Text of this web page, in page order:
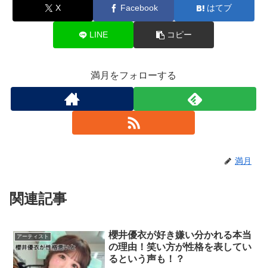
X Facebook はてブ
LINE コピー
満月をフォローする
満月
関連記事
アーティスト
櫻井優衣が好き嫌い分かれる本当
の理由！笑い方が性格を表してい
るという声も！？